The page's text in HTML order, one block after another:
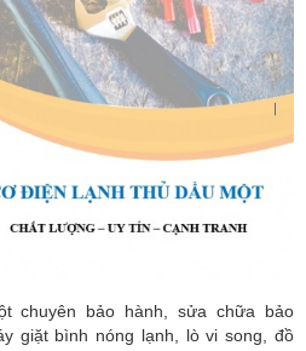
chuyên bảo hành, sửa chữa bảo
giặt bình nóng lạnh, lò vi song, đồ